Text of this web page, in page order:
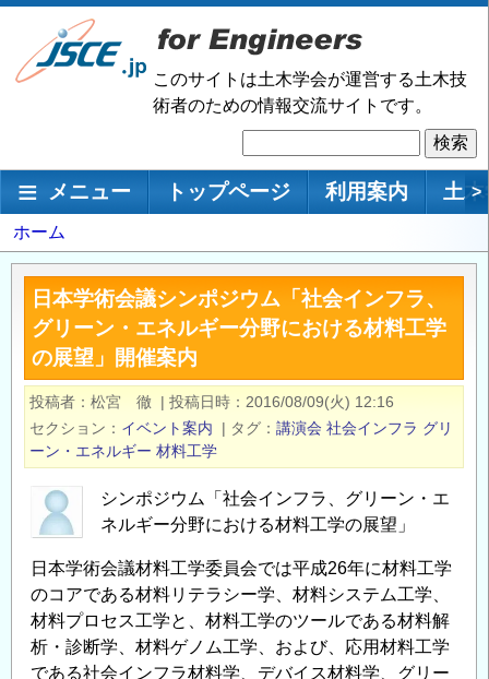
メ
ン
移
このサイトは土木学会が運営する土木技
術者のための情報交流サイトです。
索
メインナビゲーション
メニュー トップページ 利用案内 土 >
パ
ン
ず
ホーム
日本学術会議シンポジウム「社会インフラ、
グリーン・エネルギー分野における材料工学
の展望」開催案内
投稿者 松宮 徹 | 投稿日時
2016/08/09(火) 12:16
セクション
イベント案内 | タグ 講演会 社会インフラ グリ
ーン・エネルギー 材料工学
シンポジウム「社会インフラ、グリーン・エ
ネルギー分野における材料工学の展望」
日本学術会議材料工学委員会では平成26年に材料工学
のコアである材料リテラシー学、材料システム工学、
材料プロセス工学と、材料工学のツールである材料解
析・診断学、材料ゲノム工学、および、応用材料工学
である社会インフラ材料学、デバイス材料学、グリー